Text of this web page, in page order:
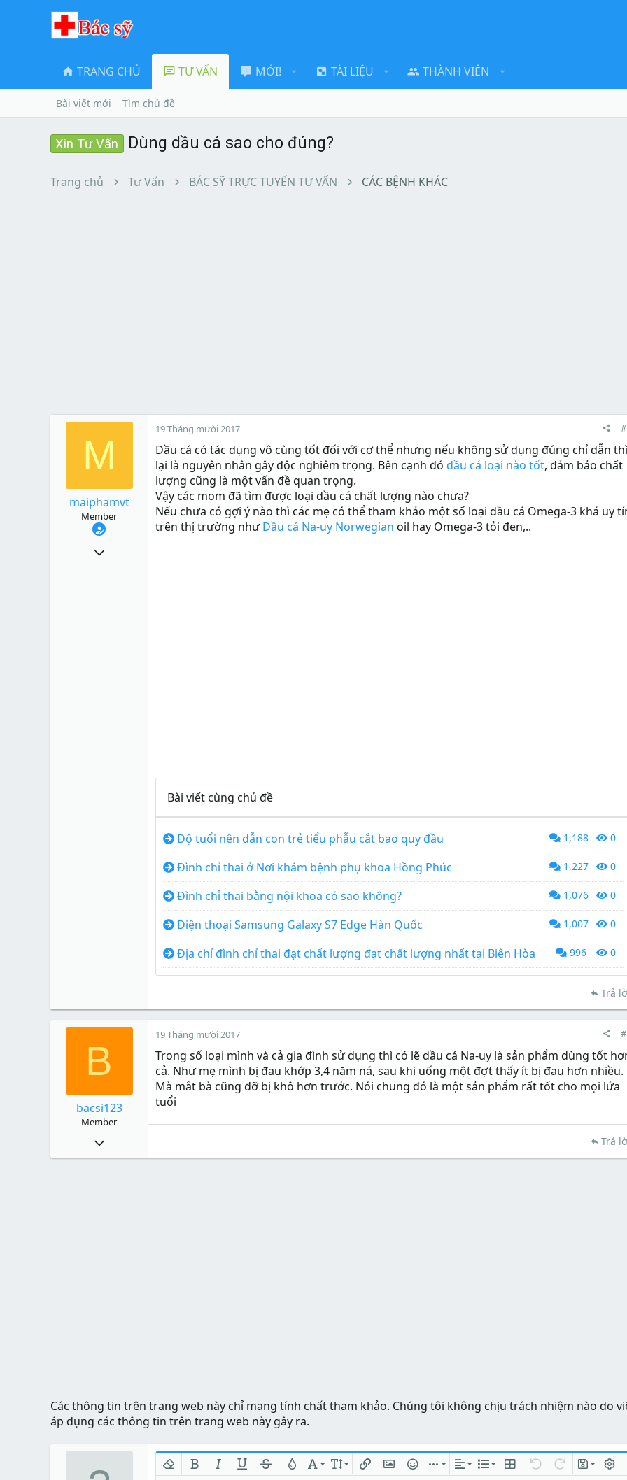
TRANG CHỦ TƯ VẤN MỚI! TÀI LIỆU THÀNH VIÊN
Bài viết mới Tìm chủ đề
Xin Tư Vấn Dùng dầu cá sao cho đúng?
Trang chủ Tư Vấn BÁC SỸ TRỰC TUYẾN TƯ VẤN CÁC BỆNH KHÁC
M
maiphamvt
Member
19 Tháng mười 2017
Dầu cá có tác dụng vô cùng tốt đối với cơ thể nhưng nếu không sử dụng đúng chỉ dẫn thì
lại là nguyên nhân gây độc nghiêm trọng. Bên cạnh đó dầu cá loại nào tốt, đảm bảo chất
lượng cũng là một vấn đề quan trọng.
Vậy các mom đã tìm được loại dầu cá chất lượng nào chưa?
Nếu chưa có gợi ý nào thì các mẹ có thể tham khảo một số loại dầu cá Omega-3 khá uy
trên thị trường nhưDầu cá Na-uy Norwegian oil hay Omega-3 tỏi đen,..
Bài viết cùng chủ đề
Độ tuổi nên dẫn con trẻ tiểu phẫu cắt bao quy đầu 0
1,188
Đình chỉ thai ở Nơi khám bệnh phụ khoa Hồng Phúc 0
1,227
Đình chỉ thai bằng nội khoa có sao không? 0
1,076
Điện thoại Samsung Galaxy S7 Edge Hàn Quốc 0
1,007
Địa chỉ đình chỉ thai đạt chất lượng đạt chất lượng nhất tại Biên Hòa 0
996
Trả
B
bacsi123
Member
0
19 Tháng mười 2017
Trong số loại mình và cả gia đình sử dụng thì có lẽ dầu cá Na-uy là sản phẩm dùng tốt
cả. Như mẹ mình bị đau khớp 3,4 năm ná, sau khi uống một đợt thấy ít bị đau hơn nhiều.
Mà mắt bà cũng đỡ bị khô hơn trước. Nói chung đó là một sản phẩm rất tốt cho mọi lứa
tuổi
Trả
Các thông tin trên trang web này chỉ mang tính chất tham khảo. Chúng tôi không chịu trách nhiệm nào do
áp dụng các thông tin trên trang web này gây ra.